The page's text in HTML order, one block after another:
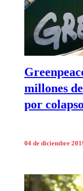
millones
por
04 de diciembre